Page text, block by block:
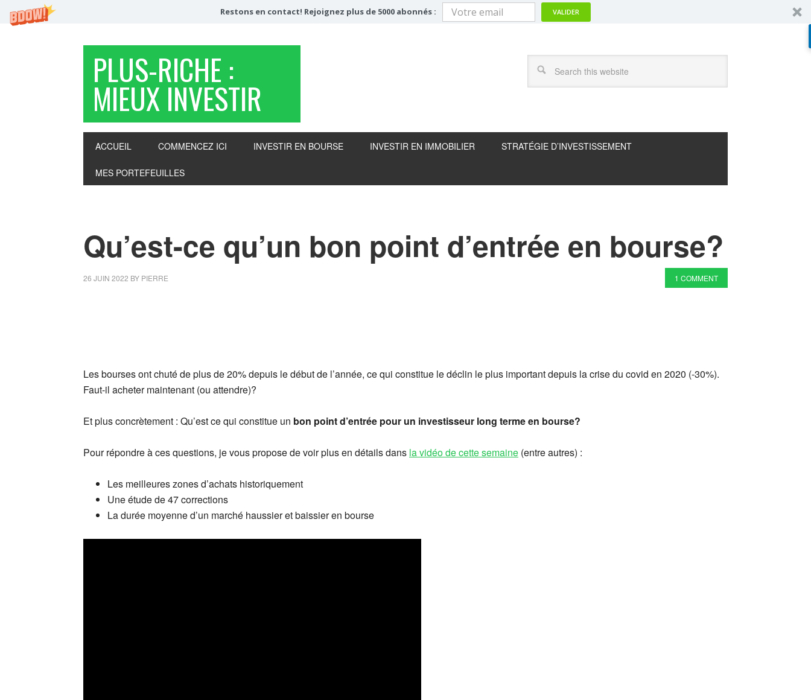
Restons en contact! Rejoignez plus de 5000 abonnés : VALIDER
PLUS-RICHE :
MIEUX INVESTIR
ACCUEIL COMMENCEZ ICI INVESTIR EN BOURSE INVESTIR EN IMMOBILIER STRATÉGIE D’INVESTISSEMENT
MES PORTEFEUILLES
Qu’est-ce qu’un bon point d’entrée en bourse?
26 JUIN 2022 BY PIERRE 1 COMMENT
Les bourses ont chuté de plus de 20% depuis le début de l’année, ce qui constitue le déclin le plus important depuis la crise du covid en 2020 (-30%).
Faut-il acheter maintenant (ou attendre)?
Et plus concrètement : Qu’est ce qui constitue un bon point d’entrée pour un investisseur long terme en bourse?
Pour répondre à ces questions, je vous propose de voir plus en détails dans la vidéo de cette semaine (entre autres) :
Les meilleures zones d’achats historiquement
Une étude de 47 corrections
La durée moyenne d’un marché haussier et baissier en bourse